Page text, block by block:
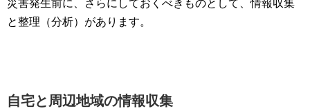
災害発生前に、さらにしておくべきものとして、情報収集
と整理（分析）があります。
自宅と周辺地域の情報収集